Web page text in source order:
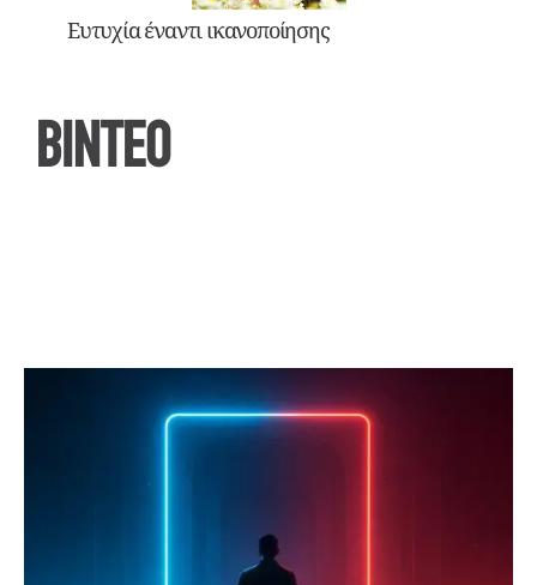
Ευτυχία έναντι ικανοποίησης
ΒΙΝΤΕΟ